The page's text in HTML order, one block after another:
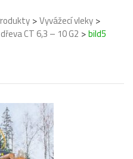
>Vyvážecí vleky >
CT 6,3 – 10 G2 >bild5